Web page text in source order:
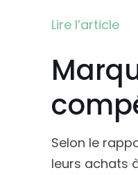
Lire l’article
Selon le
leurs achats